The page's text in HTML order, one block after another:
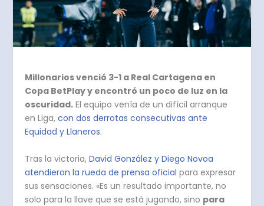
Millonarios venció 3-1 a Real Cartagena en
Copa BetPlay y encontró un poco de luz en la
oscuridad. El equipo venía de un difícil arranque
en Liga,con dos derrotas consecutivas ante
Equidad y Llaneros.
Tras la victoria, David González y Diego Novoa
atendieron la rueda de prensa oficial para expresar
sus sensaciones. «Es un resultado importante, no
solo para la llave que se está jugando, sino para